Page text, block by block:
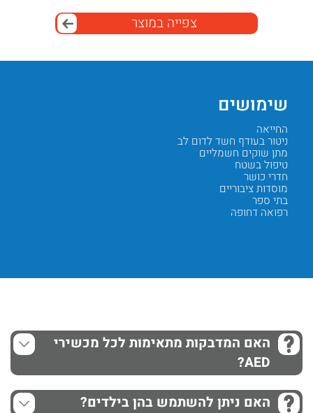
צפייה במוצר
שימושים
החייאה
ניטור בעודף חשד לדום לב
מתן שוקים חשמליים
טיפול בשטח
חדרי כושר
מוסדות ציבוריים
בתי ספר
רפואה דחופה
האם המדבקות מתאימות לכל מכשירי
AED?
האם ניתן להשתמש בהן בילדים?